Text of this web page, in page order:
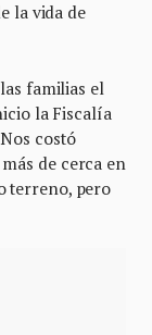
la vida de
familias el
la Fiscalía
costó
de cerca en
terreno, pero